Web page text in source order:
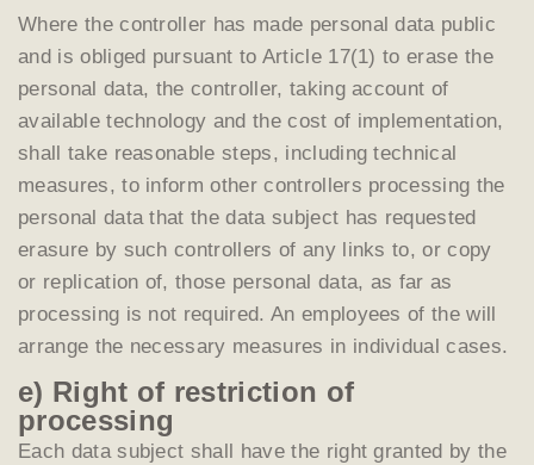
Where the controller has made personal data public
and is obliged pursuant to Article 17(1) to erase the
personal data, the controller, taking account of
available technology and the cost of implementation,
shall take reasonable steps, including technical
measures, to inform other controllers processing the
personal data that the data subject has requested
erasure by such controllers of any links to, or copy
or replication of, those personal data, as far as
processing is not required. An employees of the will
arrange the necessary measures in individual cases.
e) Right of restriction of
processing
Each data subject shall have the right granted by the